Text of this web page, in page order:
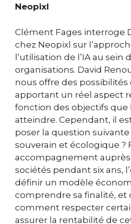
Neopixl
Clément Fages interroge
chez Neopixl sur
l’utilisation de l’IA au sein
organisations. David
nous offre des possibilités
apportant un réel aspect
fonction des objectifs que
atteindre. Cependant, il
poser la question suivante
souverain et écologique ?
accompagnement
sociétés pendant six ans,
définir un modèle
comprendre sa finalité,
comment respecter
assurer la rentabilité de